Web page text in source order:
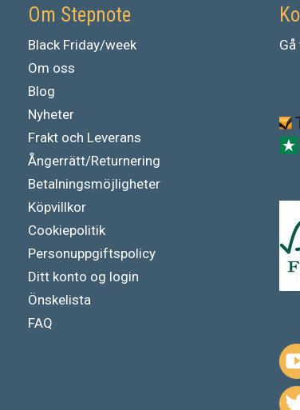
Om Stepnote
Black Friday/week
Om oss
Blog
Nyheter
Frakt och Leverans
Ångerrätt/Returnering
Betalningsmöjligheter
Köpvillkor
Cookiepolitik
Personuppgiftspolicy
Ditt konto og login
Önskelista
FAQ
Gå